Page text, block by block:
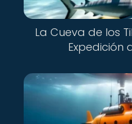
La Cueva de los
Expedición